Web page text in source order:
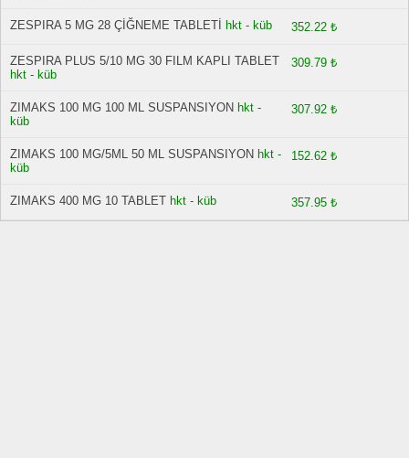
ZESPIRA 5 MG 28 ÇİĞNEME TABLETİ hkt - küb 352.22 ₺
ZESPIRA PLUS 5/10 MG 30 FILM KAPLI TABLET
hkt - küb
309.79 ₺
ZIMAKS 100 MG 100 ML SUSPANSIYON hkt -
küb
307.92 ₺
ZIMAKS 100 MG/5ML 50 ML SUSPANSIYON hkt -
küb
152.62 ₺
ZIMAKS 400 MG 10 TABLET hkt - küb 357.95 ₺